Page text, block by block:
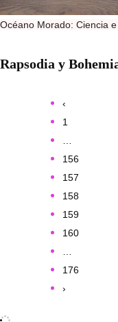
Océano Morado: Ciencia
Rapsodia y
‹
1
156
157
158
159
160
176
›